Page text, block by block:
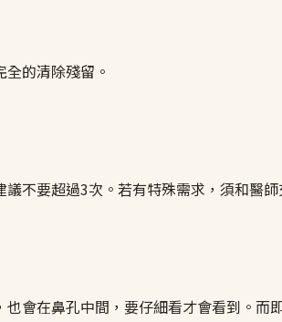
的清除殘留。
不要超過3次。若有特殊需求，須和醫
會在鼻孔中間，要仔細看才會看到。